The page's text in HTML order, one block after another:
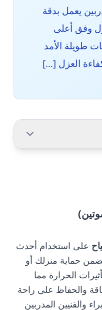
يعمل بدقة
وفق أعلى
طويلة الأمد
العزل […]
على استخدام أحدث
تضمن حماية منزلك أو
الحرارة مما
والحفاظ على راحة
والفنيين المدربين